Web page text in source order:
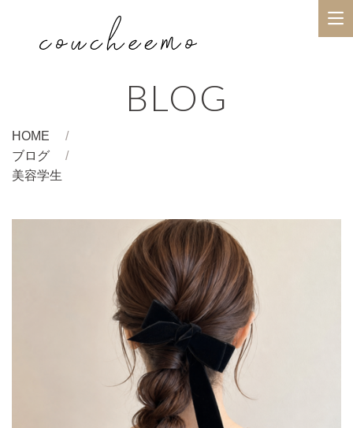
BLOG
HOME
ブログ
美容学生